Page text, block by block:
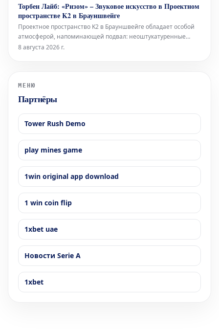
утверждая новую структуру премии, намерено оказать
всестороннюю поддержку
Торбен Лайб: «Ризом» – Звуковое искусство в Проектном
пространстве K2 в Брауншвейге
Проектное пространство K2 в Брауншвейге обладает особой
атмосферой, напоминающей подвал: неоштукатуренные
стены, высоко расположенные окна и видимые трубы, словно
8 августа 2026 г.
МЕНЮ
Партнёры
Tower Rush Demo
play mines game
1win original app download
1 win coin flip
1xbet uae
Новости Serie A
1xbet